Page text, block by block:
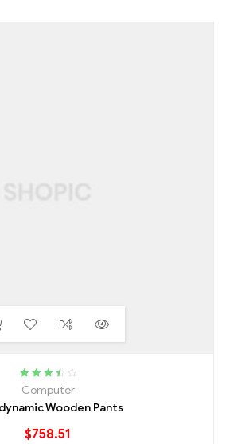
of 5
Computer
Wooden Pants
$758.51